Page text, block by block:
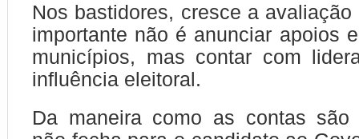
Nos bastidores, cresce a
importante não é anunciar apoios
municípios, mas contar com
influência eleitoral.
Da maneira como as contas são